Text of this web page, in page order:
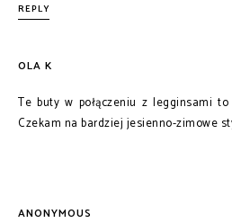
REPLY
OLA K
Te buty w połączeniu z legginsami
Czekam na bardziej jesienno-zimowe
ANONYMOUS